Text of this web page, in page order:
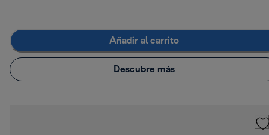
Añadir al carrito
Descubre más